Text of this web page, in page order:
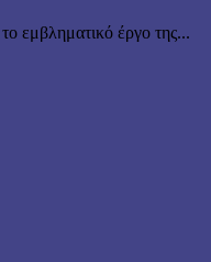
εμβληματικό έργο της...